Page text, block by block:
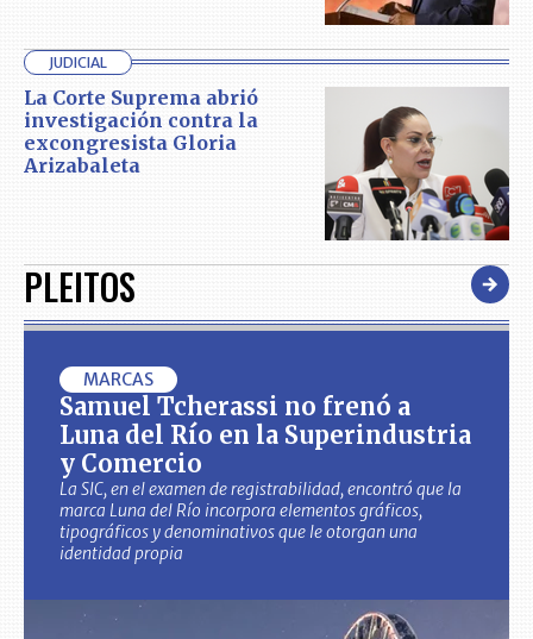
JUDICIAL
La Corte Suprema abrió
investigación contra la
excongresista Gloria
Arizabaleta
PLEITOS
MARCAS
Samuel Tcherassi no frenó a
Luna del Río en la Superindustria
y Comercio
La SIC, en el examen de registrabilidad, encontró que la
marca Luna del Río incorpora elementos gráficos,
tipográficos y denominativos que le otorgan una
identidad propia